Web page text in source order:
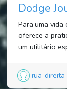
Dodge
Para uma vida
oferece a
um utilitário
rua-direita